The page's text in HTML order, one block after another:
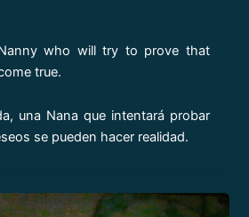
who will try to prove that
true.
una Nana que intentará probar
se pueden hacer realidad.